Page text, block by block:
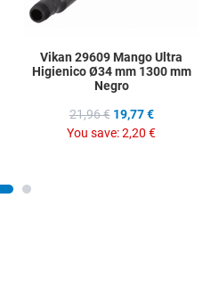
Vikan 29609 Mango Ultra
Higienico Ø34 mm 1300 mm
Negro
21,96 € 19,77 €
You save:2,20 €